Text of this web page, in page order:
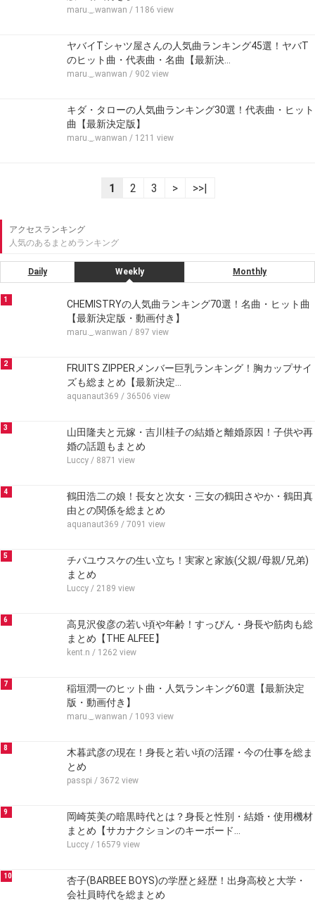
maru._.wanwan / 1186 view
ヤバイTシャツ屋さんの人気曲ランキング45選！ヤバT
のヒット曲・代表曲・名曲【最新決…
maru._.wanwan / 902 view
キダ・タローの人気曲ランキング30選！代表曲・ヒット
曲【最新決定版】
maru._.wanwan / 1211 view
1 2 3 > >>|
アクセスランキング
人気のあるまとめランキング
Daily Weekly Monthly
1
CHEMISTRYの人気曲ランキング70選！名曲・ヒット曲
【最新決定版・動画付き】
maru._.wanwan / 897 view
2
FRUITS ZIPPERメンバー巨乳ランキング！胸カップサイ
ズも総まとめ【最新決定…
aquanaut369 / 36506 view
3
山田隆夫と元嫁・吉川桂子の結婚と離婚原因！子供や再
婚の話題もまとめ
Luccy / 8871 view
4
鶴田浩二の娘！長女と次女・三女の鶴田さやか・鶴田真
由との関係を総まとめ
aquanaut369 / 7091 view
5
チバユウスケの生い立ち！実家と家族(父親/母親/兄弟)
まとめ
Luccy / 2189 view
6
高見沢俊彦の若い頃や年齢！すっぴん・身長や筋肉も総
まとめ【THE ALFEE】
kent.n / 1262 view
7
稲垣潤一のヒット曲・人気ランキング60選【最新決定
版・動画付き】
maru._.wanwan / 1093 view
8
木暮武彦の現在！身長と若い頃の活躍・今の仕事を総ま
とめ
passpi / 3672 view
9
岡崎英美の暗黒時代とは？身長と性別・結婚・使用機材
まとめ【サカナクションのキーボード…
Luccy / 16579 view
10
杏子(BARBEE BOYS)の学歴と経歴！出身高校と大学・
会社員時代を総まとめ